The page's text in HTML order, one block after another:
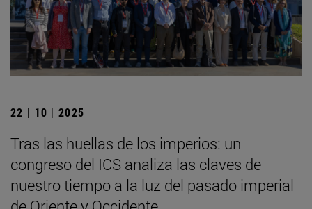
22 | 10 | 2025
Tras las huellas de los imperios: un
congreso del ICS analiza las claves de
nuestro tiempo a la luz del pasado imperial